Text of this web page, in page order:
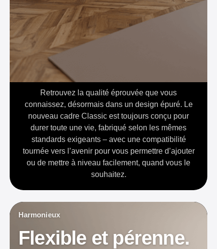
Retrouvez la qualité éprouvée que vous
connaissez, désormais dans un design épuré. Le
nouveau cadre Classic est toujours conçu pour
durer toute une vie, fabriqué selon les mêmes
standards exigeants – avec une compatibilité
tournée vers l’avenir pour vous permettre d’ajouter
ou de mettre à niveau facilement, quand vous le
souhaitez.
Harmonieux
Flexible et pérenne.